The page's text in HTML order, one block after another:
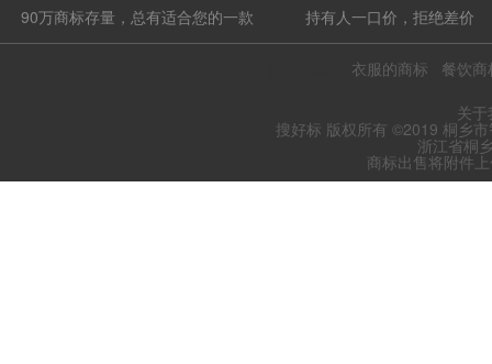
90万商标存量，总有适合您的一款 持有人一口价，拒绝差价
衣服的商标
餐饮商
关
搜好标 版权所有 ©2019 桐乡
浙江省桐
商标出售将附件